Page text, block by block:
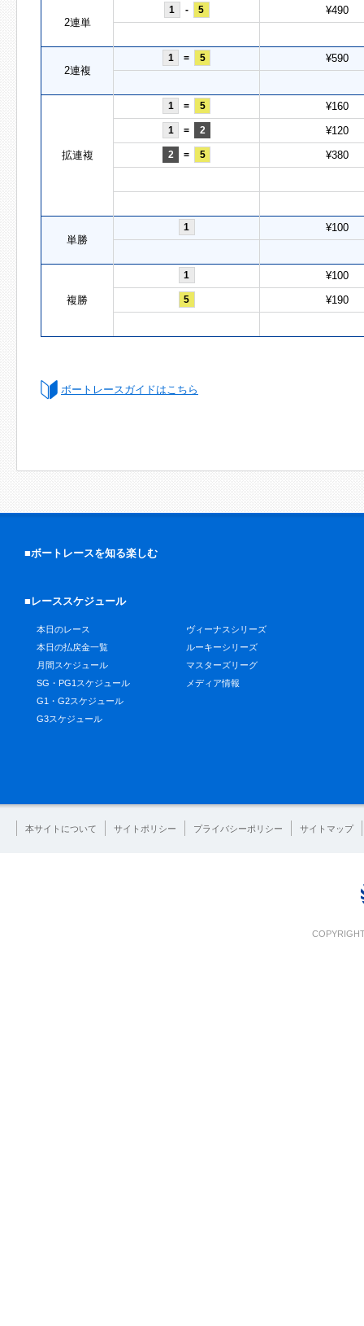
2連単
1 - 5 ¥490
2連複
1 = 5 ¥590
拡連複
1 = 5 ¥160
1 = 2 ¥120
2 = 5 ¥380
単勝
1 ¥100
複勝
1 ¥100
5 ¥190
ボートレースガイドはこちら
■ボートレースを知る楽しむ
■レーススケジュール
本日のレース
本日の払戻金一覧
月間スケジュール
SG・PG1スケジュール
G1・G2スケジュール
G3スケジュール
ヴィーナスシリーズ
ルーキーシリーズ
マスターズリーグ
メディア情報
本サイトについて サイトポリシー プライバシーポリシー サイトマップ